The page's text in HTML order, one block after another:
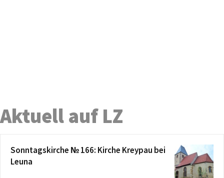
Aktuell auf LZ
Sonntagskirche № 166: Kirche Kreypau bei
Leuna